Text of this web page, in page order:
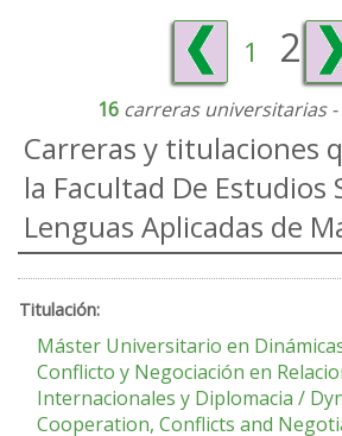
1 2
16carreras universitarias -
Carreras y titulaciones
la Facultad De Estudios
Lenguas Aplicadas de
Máster Universitario en
Conflicto y Negociación en
Internacionales y Diplomacia /
Cooperation, Conflicts and